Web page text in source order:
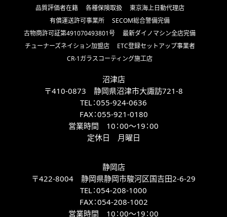
品質評価者在籍
各種保険取扱
東京海上日動代理店
有償運送許可事業所
SECOM総合警備完備
古物商許可証第491070493801号
最新ダイノマシン全店完備
チューナーズネイション加盟店
ETC登録セットアップ事業者
CR-1ガラスコーティング施工店
沼津店
〒410-0873 静岡県沼津市大諏訪721-8
TEL：055-924-0636
FAX：055-921-0180
営業時間 10：00～19：00
定休日 月曜日
静岡店
〒422-8004 静岡県静岡市駿河区国吉田2-6-29
TEL：054-208-1000
FAX：054-208-1002
営業時間 10：00～19：00